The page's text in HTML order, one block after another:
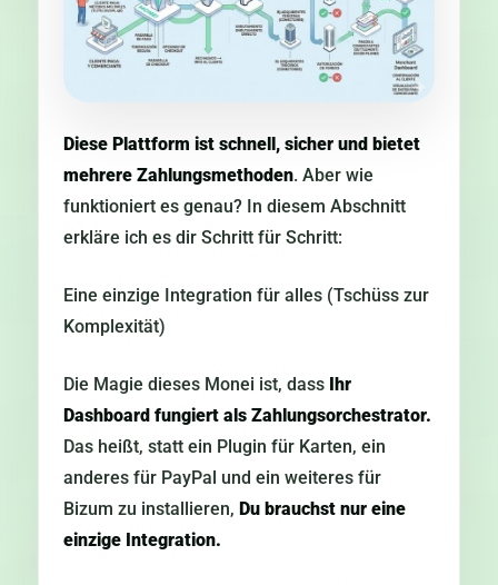
Diese Plattform ist schnell, sicher und bietet
mehrere Zahlungsmethoden. Aber wie
funktioniert es genau? In diesem Abschnitt
erkläre ich es dir Schritt für Schritt:
Eine einzige Integration für alles (Tschüss zur
Komplexität)
Die Magie dieses Monei ist, dass Ihr
Dashboard fungiert als Zahlungsorchestrator.
Das heißt, statt ein Plugin für Karten, ein
anderes für PayPal und ein weiteres für
Bizum zu installieren, Du brauchst nur eine
einzige Integration.